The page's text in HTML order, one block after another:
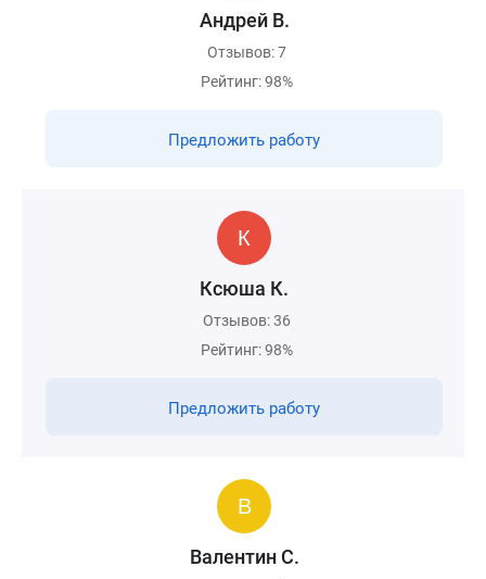
Андрей В.
Отзывов: 7
Рейтинг: 98%
Предложить работу
Ксюша К.
Отзывов: 36
Рейтинг: 98%
Предложить работу
Валентин С.